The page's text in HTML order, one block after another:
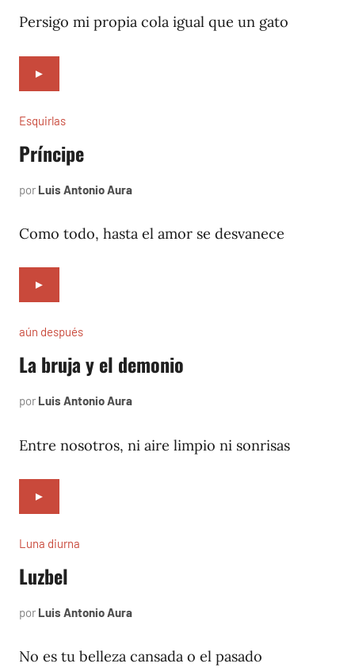
2025
Persigo mi propia cola igual que un gato
►
Esquirlas
Príncipe
por Luis Antonio Aura
2024
Como todo, hasta el amor se desvanece
►
aún después
La bruja y el demonio
por Luis Antonio Aura
2005
Entre nosotros, ni aire limpio ni sonrisas
►
Luna diurna
Luzbel
por Luis Antonio Aura
2002
No es tu belleza cansada o el pasado